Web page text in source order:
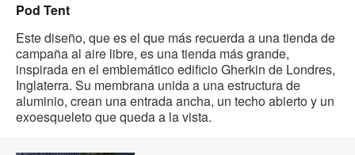
Pod Tent
Este diseño, que es el que más recuerda a una tienda de
campaña al aire libre, es una tienda más grande,
inspirada en el emblemático edificio Gherkin de Londres,
Inglaterra. Su membrana unida a una estructura de
aluminio, crean una entrada ancha, un techo abierto y un
exoesqueleto que queda a la vista.